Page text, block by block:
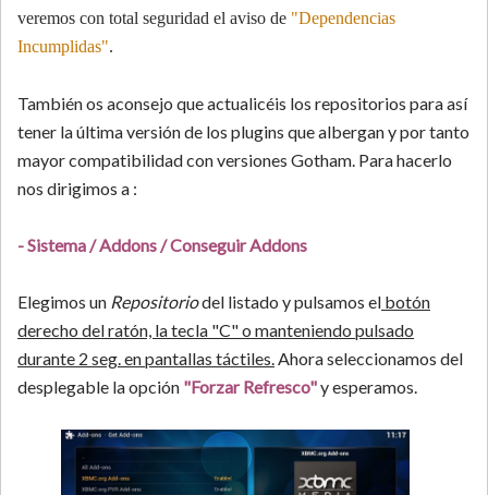
veremos con total seguridad el aviso de "Dependencias
Incumplidas".
También os aconsejo que actualicéis los repositorios para así
tener la última versión de los plugins que albergan y por tanto
mayor compatibilidad con versiones Gotham. Para hacerlo
nos dirigimos a :
- Sistema / Addons / Conseguir Addons
Elegimos un Repositoriodel listado y pulsamos el botón
derecho del ratón, la tecla "C" o manteniendo pulsado
durante 2 seg. en pantallas táctiles.Ahora seleccionamos del
desplegable la opción "Forzar Refresco"y esperamos.